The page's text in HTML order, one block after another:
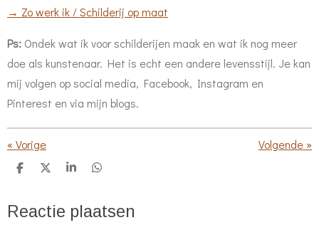
→ Zo werk ik / Schilderij op maat
Ps: Ondek wat ik voor schilderijen maak en wat ik nog meer
doe als kunstenaar. Het is echt een andere levensstijl. Je kan
mij volgen op social media, Facebook, Instagram en
Pinterest en via mijn blogs.
« Vorige Volgende »
D
e
n
D
l
S
r
e
D
e
n
Reactie plaatsen